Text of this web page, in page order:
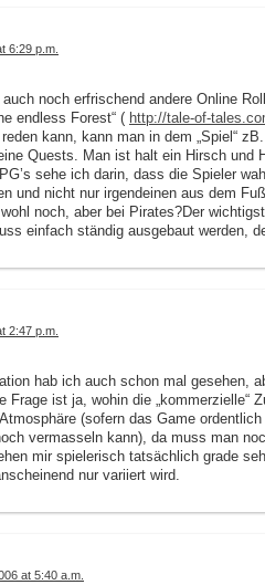
6:29 p.m.
noch erfrischend andere Online
endless Forest“ ( http://tale-of-
kann, kann man in dem „Spiel“
Quests. Man ist halt ein Hirsch und
sehe ich darin, dass die Spieler
und nicht nur irgendeinen aus dem
noch, aber bei Pirates?Der
einfach ständig ausgebaut werden,
2:47 p.m.
hab ich auch schon mal gesehen,
Frage ist ja, wohin die „kommerzielle“
(sofern das Game
vermasseln kann), da muss man
mir spielerisch tatsächlich grade
nur variiert wird.
at 5:40 a.m.